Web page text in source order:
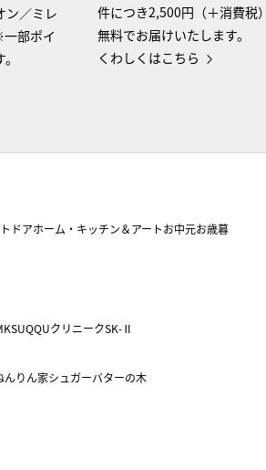
ン／ミレ
部ポイ
件につき2,500円（＋消費税
無料でお届けいたします。
くわしくはこちら
ドアホーム・キッチン＆アートお中元お歳暮
SUQQUクリニークSK-Ⅱ
んりん家シュガーバターの木